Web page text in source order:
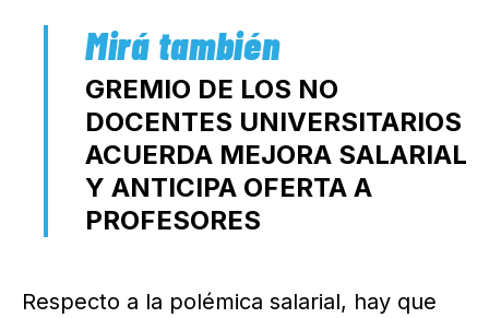
GREMIO DE LOS NO
DOCENTES UNIVERSITARIOS
ACUERDA MEJORA SALARIAL
Y ANTICIPA OFERTA A
PROFESORES
Respecto a la polémica salarial, hay que